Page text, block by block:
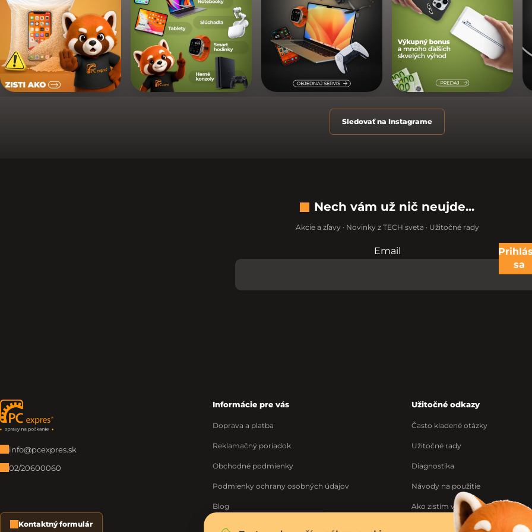
Sledovať na Instagrame
Nech vám už nič neujde...
Akcie a zľavy · Novinky z TECH sveta · Užitočné rady
Nevypĺňajte toto pole:
Email
sa
Zápätie
info@pcexpres.sk
02/20600060
Kontaktný formulár
Informácie pre vás
Doprava a platba
Reklamačný poriadok
Obchodné podmienky
Podmienky ochrany osobných údajov
Blog
O nás
Užitočné odkazy
Často kladené otázky
Užitočné rady
Diagnostika
Návody na použitie
Ako zistím výrobné číslo
Ponuka práce